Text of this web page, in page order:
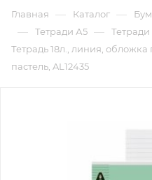
Главная — Каталог —
— Тетради А5 — Тетради
Тетрадь 18л., линия,
пастель, AL12435